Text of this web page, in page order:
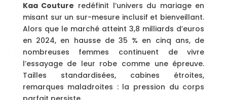
Kaa Couture redéfinit l’univers du mariage en
misant sur un sur-mesure inclusif et bienveillant.
Alors que le marché atteint 3,8 milliards d’euros
en 2024, en hausse de 35 % en cinq ans, de
nombreuses femmes continuent de vivre
l’essayage de leur robe comme une épreuve.
Tailles standardisées, cabines étroites,
remarques maladroites : la pression du corps